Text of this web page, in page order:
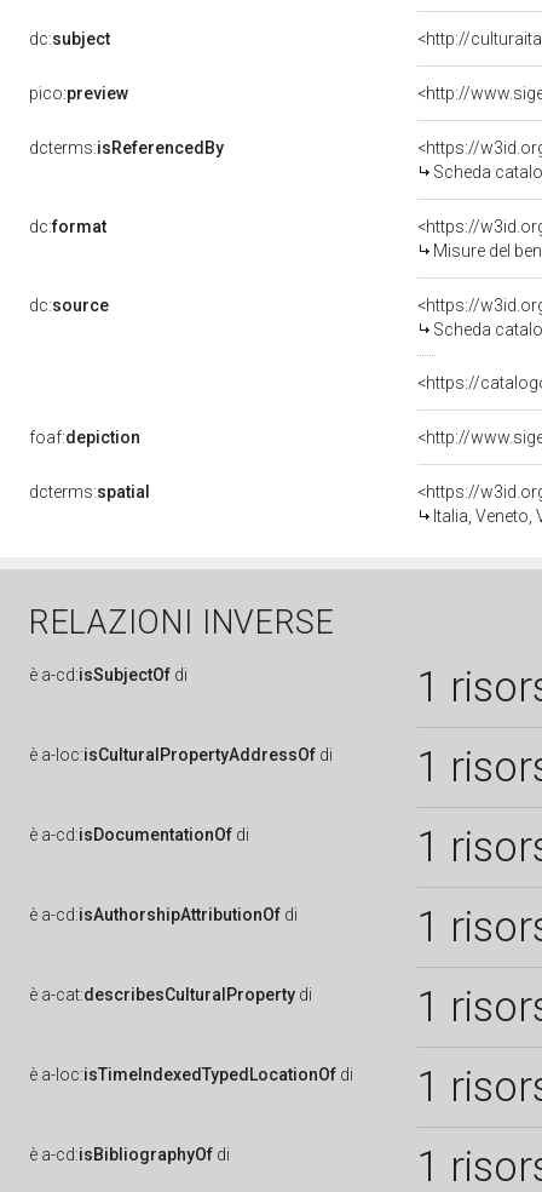
dc:subject <http://
pico:preview
dcterms:isReferencedBy
<https://
Scheda
dc:format
<https://
Misure del
dc:source
<https://
Scheda
<https://
foaf:depiction
dcterms:spatial
<https://
Italia, Veneto,
RELAZIONI INVERSE
è a-cd:isSubjectOf di 1
è a-loc:isCulturalPropertyAddressOf di 1
è a-cd:isDocumentationOf di 1
è a-cd:isAuthorshipAttributionOf di 1
è a-cat:describesCulturalProperty di 1
è a-loc:isTimeIndexedTypedLocationOf di 1
è a-cd:isBibliographyOf di 1